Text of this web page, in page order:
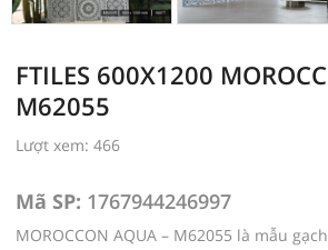
FTILES 600X1200
M62055
Lượt xem: 466
Mã SP: 1767944246997
MOROCCON AQUA – M62055 là mẫu